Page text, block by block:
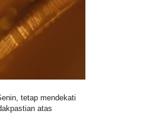
tetap mendekati
atas